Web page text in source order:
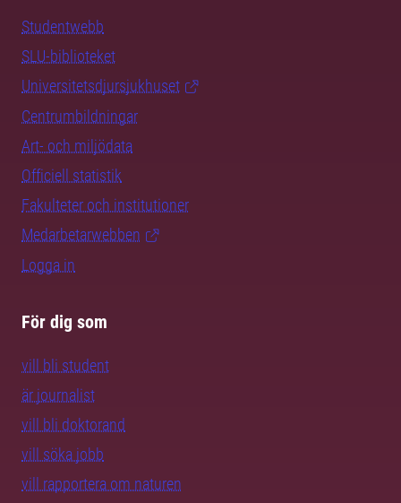
Studentwebb
SLU-biblioteket
Universitetsdjursjukhuset
Centrumbildningar
Art- och miljödata
Officiell statistik
Fakulteter och institutioner
Medarbetarwebben
Logga in
För dig som
vill bli student
är journalist
vill bli doktorand
vill söka jobb
vill rapportera om naturen